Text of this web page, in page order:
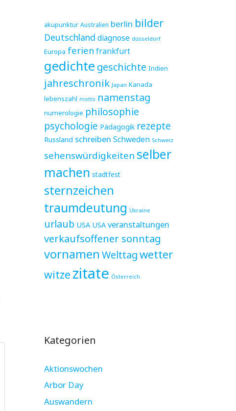
akupunktur Australien berlin bilder
Deutschland diagnose düsseldorf
Europa ferien frankfurt
gedichte geschichte Indien
jahreschronik Japan Kanada
lebenszahl motto namenstag
numerologie philosophie
psychologie Pädagogik rezepte
Russland schreiben Schweden Schweiz
sehenswürdigkeiten selber
machen stadtfest
sternzeichen
traumdeutung Ukraine
urlaub USA USA veranstaltungen
verkaufsoffener sonntag
vornamen Welttagwetter
witze zitate Österreich
Kategorien
Aktionswochen
Arbor Day
Auswandern